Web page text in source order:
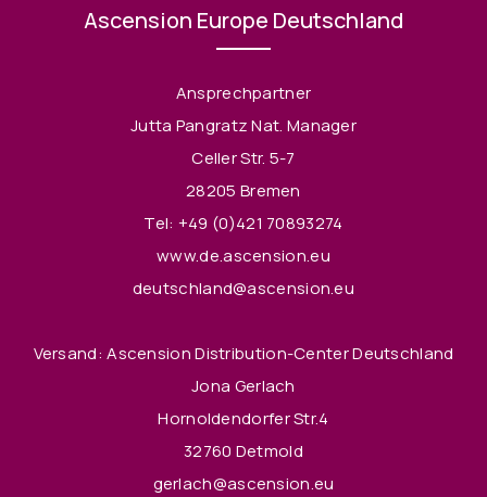
Ascension Europe Deutschland
Ansprechpartner
Jutta Pangratz Nat. Manager
Celler Str. 5-7
28205 Bremen
Tel: +49 (0)421 70893274
www.de.ascension.eu
deutschland@ascension.eu
Versand: Ascension Distribution-Center Deutschland
Jona Gerlach
Hornoldendorfer Str.4
32760 Detmold
gerlach@ascension.eu